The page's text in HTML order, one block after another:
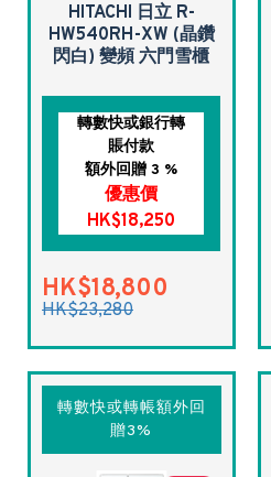
HITACHI 日立 R-
HW540RH-XW (晶鑽
閃白) 變頻 六門雪櫃
轉數快或銀行轉
賬付款
額外回贈 3 %
優惠價
HK$18,250
HK$18,800
HK$23,280
轉數快或轉帳額外回
贈3%